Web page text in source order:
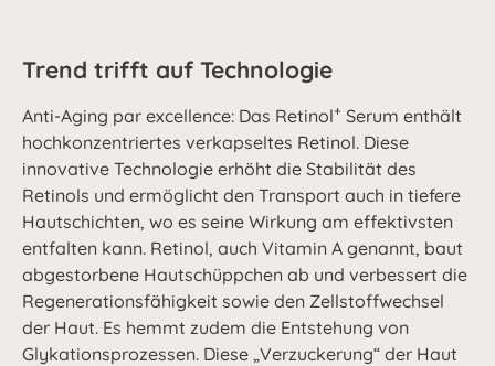
Trend trifft auf Technologie
Anti-Aging par excellence: Das Retinol+ Serum enthält
hochkonzentriertes verkapseltes Retinol. Diese
innovative Technologie erhöht die Stabilität des
Retinols und ermöglicht den Transport auch in tiefere
Hautschichten, wo es seine Wirkung am effektivsten
entfalten kann. Retinol, auch Vitamin A genannt, baut
abgestorbene Hautschüppchen ab und verbessert die
Regenerationsfähigkeit sowie den Zellstoffwechsel
der Haut. Es hemmt zudem die Entstehung von
Glykationsprozessen. Diese „Verzuckerung“ der Haut